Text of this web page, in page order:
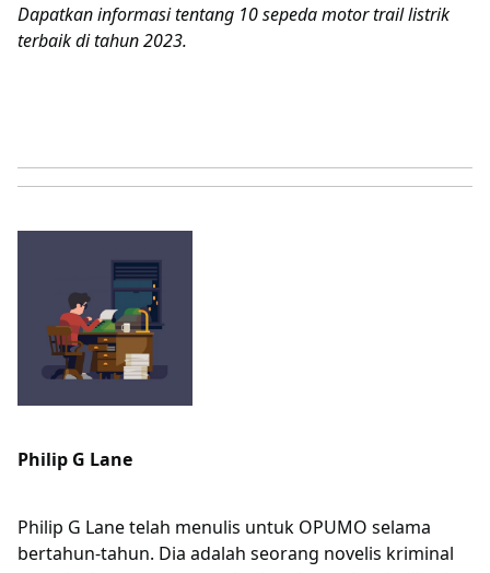
Dapatkan informasi tentang 10 sepeda motor trail listrik
terbaik di tahun 2023.
Philip G Lane
Philip G Lane telah menulis untuk OPUMO selama
bertahun-tahun. Dia adalah seorang novelis kriminal